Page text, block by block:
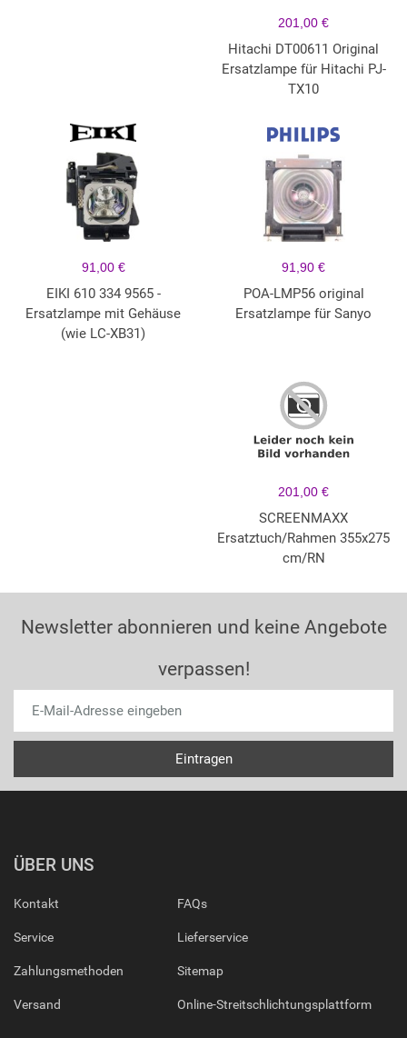
201,00 €
Hitachi DT00611 Original
Ersatzlampe für Hitachi PJ-
TX10
91,00 €
EIKI 610 334 9565 -
Ersatzlampe mit Gehäuse
(wie LC-XB31)
91,90 €
POA-LMP56 original
Ersatzlampe für Sanyo
201,00 €
SCREENMAXX
Ersatztuch/Rahmen 355x275
cm/RN
Newsletter abonnieren und keine Angebote
verpassen!
ÜBER UNS
Kontakt
Service
Zahlungsmethoden
Versand
FAQs
Lieferservice
Sitemap
Online-Streitschlichtungsplattform